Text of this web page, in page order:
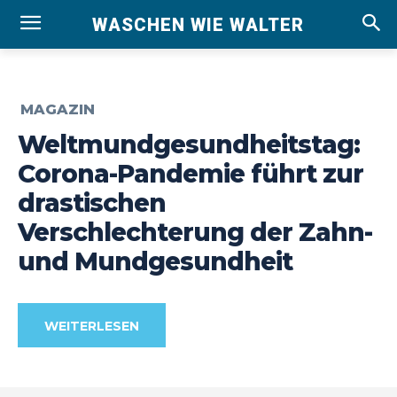
WASCHEN WIE WALTER
MAGAZIN
Weltmundgesundheitstag:
Corona-Pandemie führt zur
drastischen
Verschlechterung der Zahn-
und Mundgesundheit
WEITERLESEN